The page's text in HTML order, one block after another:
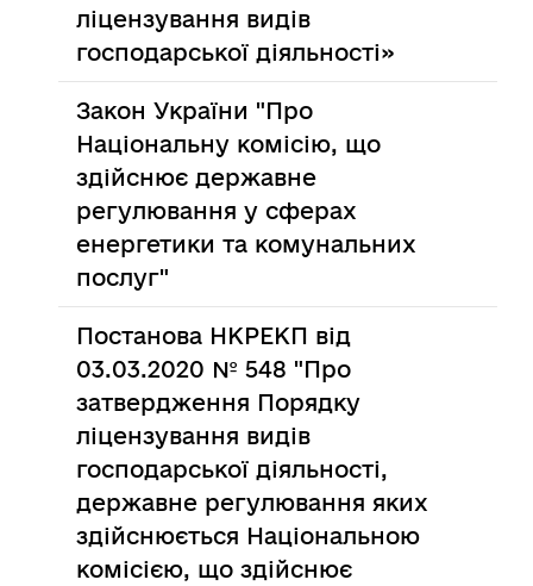
ліцензування видів
господарської діяльності»
Закон України "Про
Національну комісію, що
здійснює державне
регулювання у сферах
енергетики та комунальних
послуг"
Постанова НКРЕКП від
03.03.2020 № 548 "Про
затвердження Порядку
ліцензування видів
господарської діяльності,
державне регулювання яких
здійснюється Національною
комісією, що здійснює